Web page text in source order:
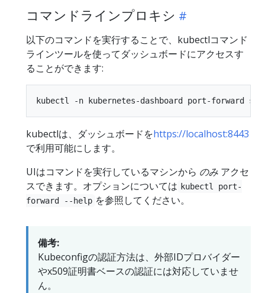
コマンドラインプロキシ
以下のコマンドを実行することで、kubectlコマンド
ラインツールを使ってダッシュボードにアクセスす
ることができます:
kubectlは、ダッシュボードをhttps://localhost:8443
で利用可能にします。
UIはコマンドを実行しているマシンから のみ アクセ
スできます。オプションについては kubectl port-
forward --help を参照してください。
備考:
Kubeconfigの認証方法は、外部IDプロバイダー
やx509証明書ベースの認証には対応していませ
ん。